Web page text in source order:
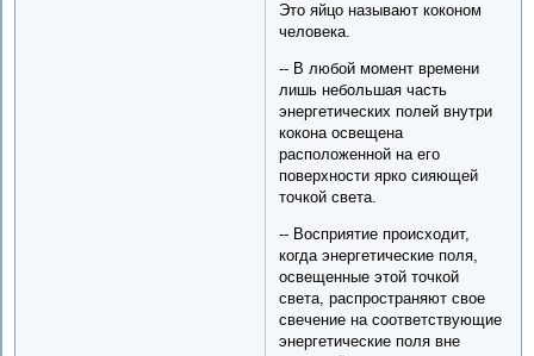
Это яйцо называют коконом
человека.
-- В любой момент времени
лишь небольшая часть
энергетических полей внутри
кокона освещена
расположенной на его
поверхности ярко сияющей
точкой света.
-- Восприятие происходит,
когда энергетические поля,
освещенные этой точкой
света, распространяют свое
свечение на соответствующие
энергетические поля вне